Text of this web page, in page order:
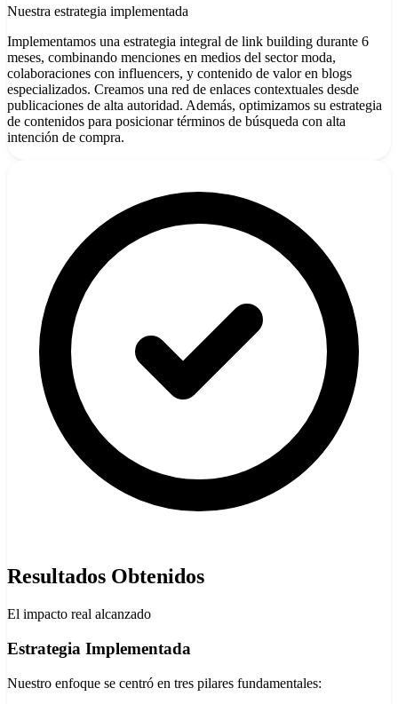
Nuestra estrategia implementada
Implementamos una estrategia integral de link building durante 6
meses, combinando menciones en medios del sector moda,
colaboraciones con influencers, y contenido de valor en blogs
especializados. Creamos una red de enlaces contextuales desde
publicaciones de alta autoridad. Además, optimizamos su estrategia
de contenidos para posicionar términos de búsqueda con alta
intención de compra.
Resultados Obtenidos
El impacto real alcanzado
Estrategia Implementada
Nuestro enfoque se centró en tres pilares fundamentales: